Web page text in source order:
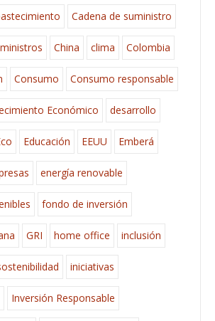
Cadena de suministro
China clima Colombia
Consumo Consumo responsable
Económico desarrollo
Educación EEUU Emberá
energía renovable
fondo de inversión
GRI home office inclusión
iniciativas
Inversión Responsable